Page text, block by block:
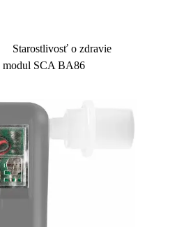
Starostlivosť o zdravie
modul SCA BA86